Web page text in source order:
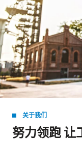
关于我们
努力领跑 让